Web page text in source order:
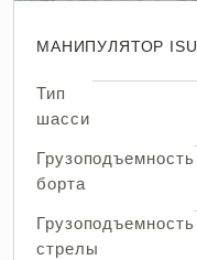
МАНИПУЛЯТОР
Тип
шасси
Грузоподъемность
борта
Грузоподъемность
стрелы